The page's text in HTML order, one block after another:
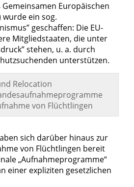
Europäischen
wurde ein sog.
geschaffen: Die EU-
Mitgliedstaaten, die unter
stehen, u. a. durch
unterstützen.
Relocation
von Flüchtlingen
sich darüber hinaus zur
von Flüchtlingen bereit
„Aufnahmeprogramme“
einer expliziten gesetzlichen